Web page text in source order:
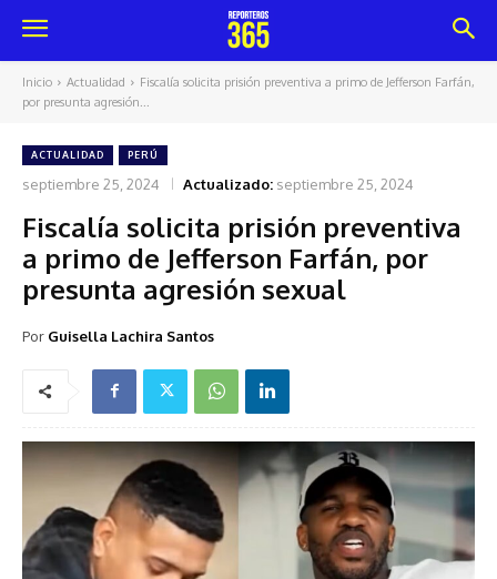
Inicio Actualidad
Fiscalía solicita prisión preventiva a primo de Jefferson Farfán,
por presunta agresión...
ACTUALIDAD PERÚ
septiembre 25, 2024 Actualizado: septiembre 25, 2024
Fiscalía solicita prisión preventiva
a primo de Jefferson Farfán, por
presunta agresión sexual
Por Guisella Lachira Santos